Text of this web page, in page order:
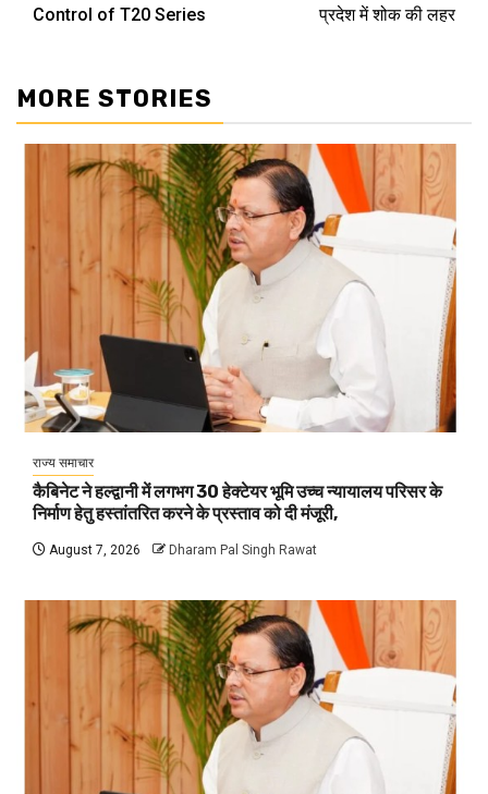
Control of T20 Series
प्रदेश में शोक की लहर
MORE STORIES
राज्य समाचार
कैबिनेट ने हल्द्वानी में लगभग 30 हेक्टेयर भूमि उच्च न्यायालय परिसर के
निर्माण हेतु हस्तांतरित करने के प्रस्ताव को दी मंजूरी,
August 7, 2026 Dharam Pal Singh Rawat